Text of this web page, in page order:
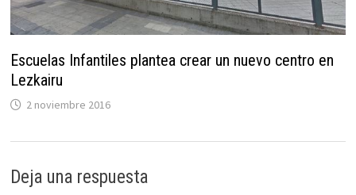
Escuelas Infantiles plantea crear un nuevo centro en
Lezkairu
2 noviembre 2016
Deja una respuesta